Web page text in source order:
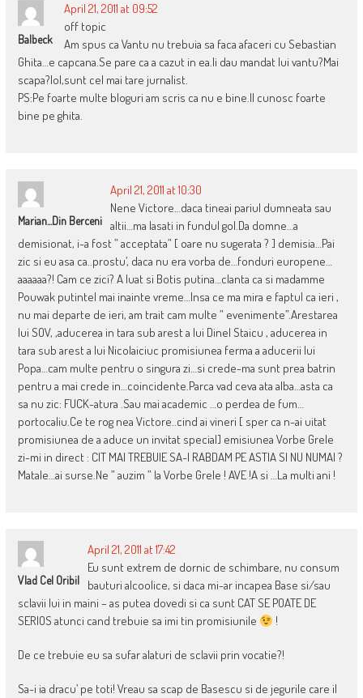
Balbeck
April 21, 2011 at 09:52
off topic
Am spus ca Vantu nu trebuia sa faca afaceri cu Sebastian
Ghita…e capcana.Se pare ca a cazut in ea.Ii dau mandat lui vantu?Mai
scapa?lol,sunt cel mai tare jurnalist.
PS:Pe foarte multe bloguri am scris ca nu e bine.Il cunosc foarte
bine pe ghita.
Marian...din Berceni
April 21, 2011 at 10:30
Nene Victore…daca tineai pariul dumneata sau
altii…ma lasati in fundul gol.Da domne…a
demisionat, i-a fost ” acceptata” [ oare nu sugerata ? ] demisia…Pai
zic si eu asa ca..prostu’, daca nu era vorba de…fonduri europene…
aaaaaa?! Cam ce zici? A luat si Botis putina…clanta ca si madamme
Pouwak putintel mai inainte vreme…Insa ce ma mira e faptul ca ieri ,
nu mai departe de ieri, am trait cam multe ” evenimente”.Arestarea
lui SOV, ,aducerea in tara sub arest a lui Dinel Staicu , aducerea in
tara sub arest a lui Nicolaiciuc promisiunea ferma a aducerii lui
Popa…cam multe pentru o singura zi…si crede-ma sunt prea batrin
pentru a mai crede in…coincidente.Parca vad ceva ata alba…asta ca
sa nu zic: FUCK-atura .Sau mai academic …o perdea de fum…
portocaliu.Ce te rog nea Victore..cind ai vineri [ sper ca n-ai uitat
promisiunea de a aduce un invitat special] emisiunea Vorbe Grele
zi-mi in direct : CIT MAI TREBUIE SA-I RABDAM PE ASTIA SI NU NUMAI ?
Matale…ai surse.Ne ” auzim ” la Vorbe Grele ! AVE !A si …La multi ani !
Vlad Cel Oribil
April 21, 2011 at 17:42
Eu sunt extrem de dornic de schimbare, nu consum
bauturi alcoolice, si daca mi-ar incapea Base si/sau
sclavii lui in maini – as putea dovedi si ca sunt CAT SE POATE DE
SERIOS atunci cand trebuie sa imi tin promisiunile
!
De ce trebuie eu sa sufar alaturi de sclavii prin vocatie?!
Sa-i ia dracu’ pe toti! Vreau sa scap de Basescu si de jegurile care il